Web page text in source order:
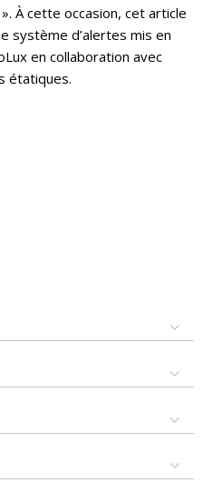
À cette occasion, cet article
système d’alertes mis en
en collaboration avec
étatiques.